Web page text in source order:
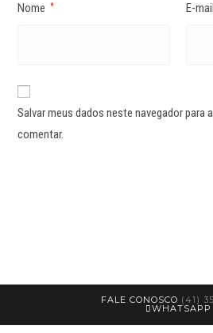
Nome * E-mail
Salvar meus dados neste navegador para
comentar.
FALE CONOSCO (41)
WHATSAPP